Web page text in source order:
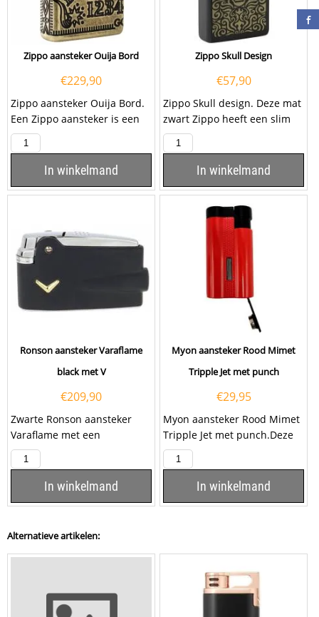
Zippo aansteker Ouija Bord
€229,90
Zippo aansteker Ouija Bord.
Een Zippo aansteker is een
kwalitatief
goede aansteker met...
In winkelmand
Zippo Skull Design
€57,90
Zippo Skull design. Deze mat
zwart Zippo heeft een slim
design welke smaller is dan
de normale...
In winkelmand
Ronson aansteker Varaflame
black met V
€209,90
Zwarte Ronson aansteker
Varaflame met een
goudkleurig V-teken aan de
voorzijde en een chromen...
In winkelmand
Myon aansteker Rood Mimet
Tripple Jet met punch
€29,95
Myon aansteker Rood Mimet
Tripple Jet met punch.Deze
Myon aansteker heeft een
rode afwerking met...
In winkelmand
Alternatieve artikelen: